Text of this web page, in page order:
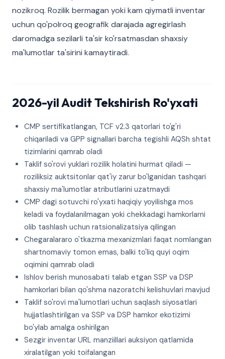
nozikroq. Rozilik bermagan yoki kam qiymatli inventar
uchun qo'polroq geografik darajada agregirlash
daromadga sezilarli ta'sir ko'rsatmasdan shaxsiy
ma'lumotlar ta'sirini kamaytiradi.
2026-yil Audit Tekshirish Ro'yxati
CMP sertifikatlangan, TCF v2.3 qatorlari to'g'ri
chiqariladi va GPP signallari barcha tegishli AQSh shtat
tizimlarini qamrab oladi
Taklif so'rovi yuklari rozilik holatini hurmat qiladi —
roziliksiz auktsitonlar qat'iy zarur bo'lganidan tashqari
shaxsiy ma'lumotlar atributlarini uzatmaydi
CMP dagi sotuvchi ro'yxati haqiqiy yoyilishga mos
keladi va foydalanilmagan yoki chekkadagi hamkorlarni
olib tashlash uchun ratsionalizatsiya qilingan
Chegaralararo o'tkazma mexanizmlari faqat nomlangan
shartnomaviy tomon emas, balki to'liq quyi oqim
oqimini qamrab oladi
Ishlov berish munosabati talab etgan SSP va DSP
hamkorlari bilan qo'shma nazoratchi kelishuvlari mavjud
Taklif so'rovi ma'lumotlari uchun saqlash siyosatlari
hujjatlashtirilgan va SSP va DSP hamkor ekotizimi
bo'ylab amalga oshirilgan
Sezgir inventar URL manziillari auksiyon qatlamida
xiralatilgan yoki toifalangan